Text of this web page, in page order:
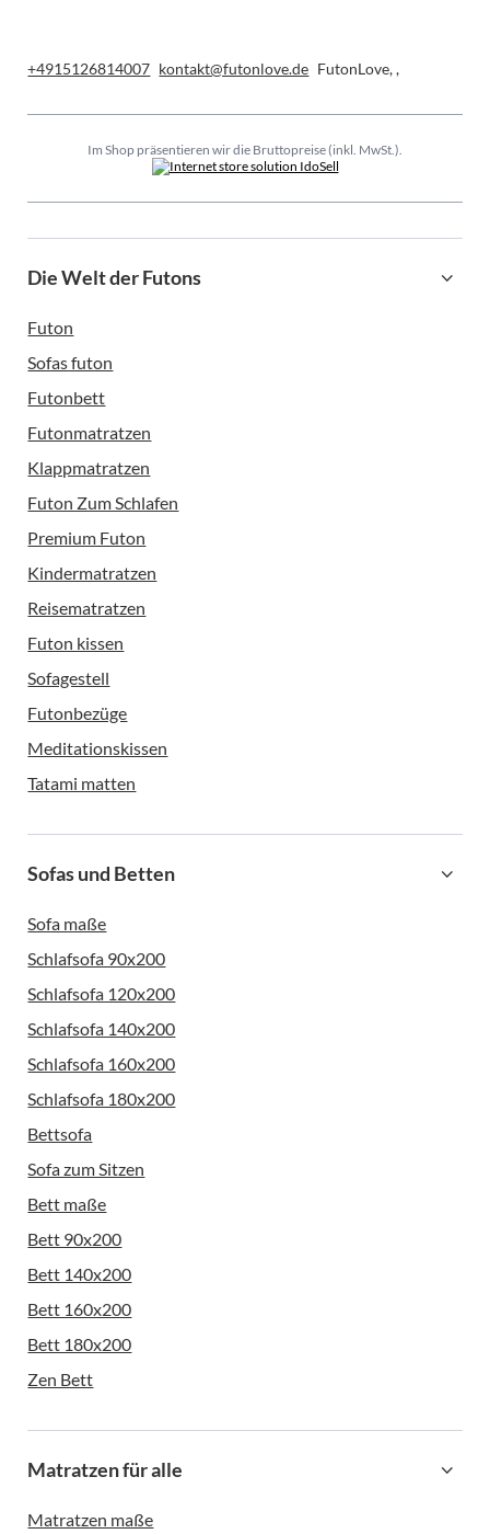
+4915126814007 kontakt@futonlove.de FutonLove,,
Im Shop präsentieren wir die Bruttopreise (inkl. MwSt.).
Die Welt der Futons
Futon
Sofas futon
Futonbett
Futonmatratzen
Klappmatratzen
Futon Zum Schlafen
Premium Futon
Kindermatratzen
Reisematratzen
Futon kissen
Sofagestell
Futonbezüge
Meditationskissen
Tatami matten
Sofas und Betten
Sofa maße
Schlafsofa 90x200
Schlafsofa 120x200
Schlafsofa 140x200
Schlafsofa 160x200
Schlafsofa 180x200
Bettsofa
Sofa zum Sitzen
Bett maße
Bett 90x200
Bett 140x200
Bett 160x200
Bett 180x200
Zen Bett
Matratzen für alle
Matratzen maße